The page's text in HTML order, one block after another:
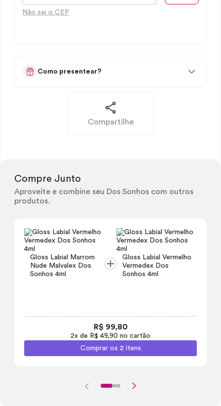
Não sei o CEP
Como presentear?
Compartilhe
Compre Junto
Aproveite e combine seu Dos Sonhos com outros
produtos.
Gloss Labial Marrom
Nude Malvalex Dos
Sonhos 4ml
Gloss Labial Vermelho
Vermedex Dos
Sonhos 4ml
R$ 99,80
2x de R$ 49,90 no cartão
Comprar os 2 itens